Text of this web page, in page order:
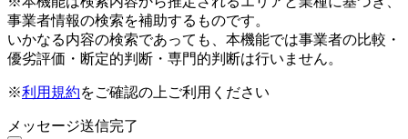
事業者情報の検索を補助するものです。
いかなる内容の検索であっても、本機能では事業者の比較・
優劣評価・断定的判断・専門的判断は行いません。
※利用規約をご確認の上ご利用ください
メッセージ送信完了